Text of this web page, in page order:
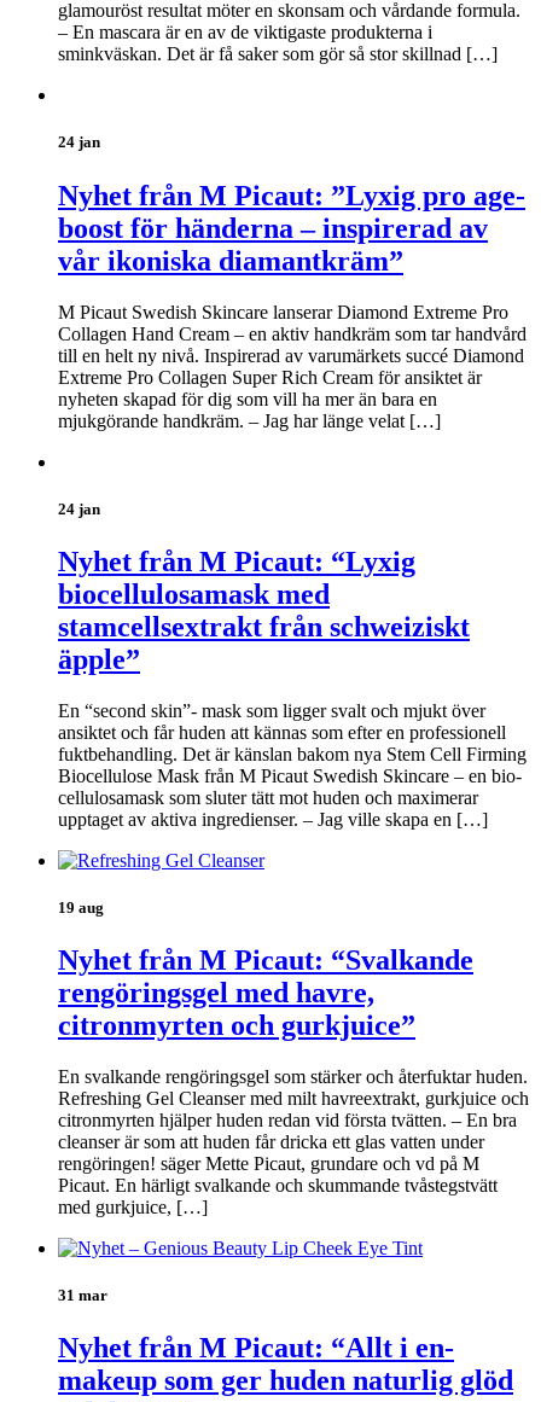
glamouröst resultat möter en skonsam och vårdande formula.
– En mascara är en av de viktigaste produkterna i
sminkväskan. Det är få saker som gör så stor skillnad […]
24 jan
Nyhet från M Picaut: ”Lyxig pro age-
boost för händerna – inspirerad av
vår ikoniska diamantkräm”
M Picaut Swedish Skincare lanserar Diamond Extreme Pro
Collagen Hand Cream – en aktiv handkräm som tar handvård
till en helt ny nivå. Inspirerad av varumärkets succé Diamond
Extreme Pro Collagen Super Rich Cream för ansiktet är
nyheten skapad för dig som vill ha mer än bara en
mjukgörande handkräm. – Jag har länge velat […]
24 jan
Nyhet från M Picaut: “Lyxig
biocellulosamask med
stamcellsextrakt från schweiziskt
äpple”
En “second skin”- mask som ligger svalt och mjukt över
ansiktet och får huden att kännas som efter en professionell
fuktbehandling. Det är känslan bakom nya Stem Cell Firming
Biocellulose Mask från M Picaut Swedish Skincare – en bio-
cellulosamask som sluter tätt mot huden och maximerar
upptaget av aktiva ingredienser. – Jag ville skapa en […]
19 aug
Nyhet från M Picaut: “Svalkande
rengöringsgel med havre,
citronmyrten och gurkjuice”
En svalkande rengöringsgel som stärker och återfuktar huden.
Refreshing Gel Cleanser med milt havreextrakt, gurkjuice och
citronmyrten hjälper huden redan vid första tvätten. – En bra
cleanser är som att huden får dricka ett glas vatten under
rengöringen! säger Mette Picaut, grundare och vd på M
Picaut. En härligt svalkande och skummande tvåstegstvätt
med gurkjuice, […]
31 mar
Nyhet från M Picaut: “Allt i en-
makeup som ger huden naturlig glöd